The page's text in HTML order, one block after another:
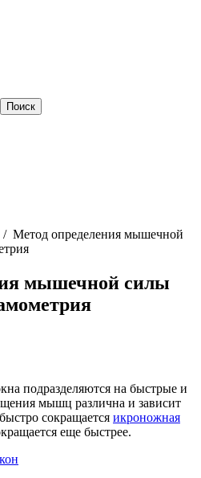
/ Метод определения мышечной
мышечной силы
подразделяются на быстрые и
мышц различна и зависит
сокращается икроножная
еще быстрее.